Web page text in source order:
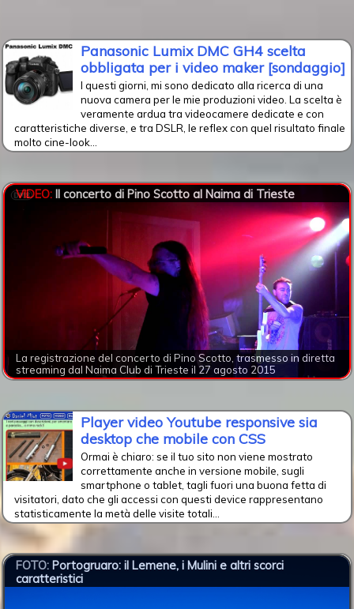
Panasonic Lumix DMC GH4 scelta
obbligata per i video maker [sondaggio]
I questi giorni, mi sono dedicato alla ricerca di una
nuova camera per le mie produzioni video. La scelta è
veramente ardua tra videocamere dedicate e con
caratteristiche diverse, e tra DSLR, le reflex con quel risultato finale
molto cine-look...
VIDEO: Il concerto di Pino Scotto al Naima di Trieste
La registrazione del concerto di Pino Scotto, trasmesso in diretta
streaming dal Naima Club di Trieste il 27 agosto 2015
Player video Youtube responsive sia
desktop che mobile con CSS
Ormai è chiaro: se il tuo sito non viene mostrato
correttamente anche in versione mobile, sugli
smartphone o tablet, tagli fuori una buona fetta di
visitatori, dato che gli accessi con questi device rappresentano
statisticamente la metà delle visite totali...
FOTO: Portogruaro: il Lemene, i Mulini e altri scorci
caratteristici